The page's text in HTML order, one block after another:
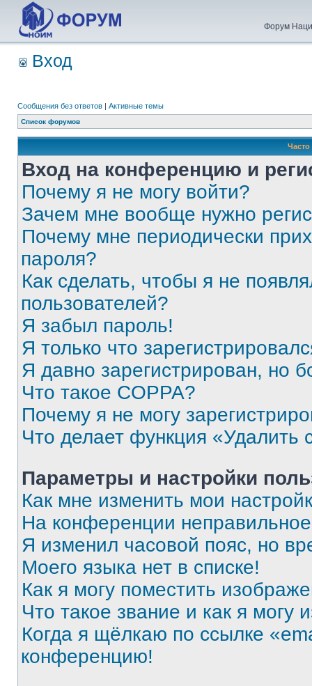
Форум
Вход
Сообщения без ответов | Активные темы
Список форумов
Вход на конференцию и
Почему я не могу войти?
Зачем мне вообще нужно
Почему мне периодически
пароля?
Как сделать, чтобы я не
пользователей?
Я забыл пароль!
Я только что
Я давно зарегистрирован, но
Что такое COPPA?
Почему я не могу
Что делает функция «Удалить
Параметры и настройки
Как мне изменить мои
На конференции
Я изменил часовой пояс, но
Моего языка нет в списке!
Как я могу поместить
Что такое звание и как я могу
Когда я щёлкаю по ссылке
конференцию!